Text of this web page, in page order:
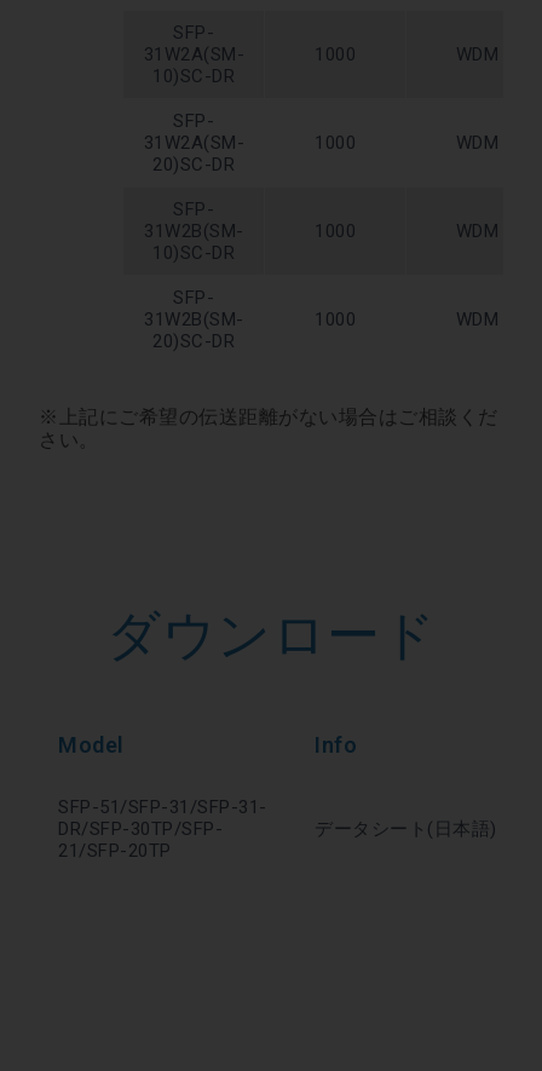
SFP-
31W2A(SM-
10)SC-DR
1000 WDM
SFP-
31W2A(SM-
20)SC-DR
1000 WDM
SFP-
31W2B(SM-
10)SC-DR
1000 WDM
SFP-
31W2B(SM-
20)SC-DR
1000 WDM
※上記にご希望の伝送距離がない場合はご相談くだ
さい。
ダウンロード
Model Info
SFP-51/SFP-31/SFP-31-
DR/SFP-30TP/SFP-
21/SFP-20TP
データシート(日本語)